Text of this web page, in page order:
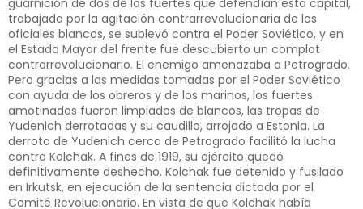
trabajada por la agitación contrarrevolucionaria de los
oficiales blancos, se sublevó contra el Poder Soviético, y en
el Estado Mayor del frente fue descubierto un complot
contrarrevolucionario. El enemigo amenazaba a Petrogrado.
Pero gracias a las medidas tomadas por el Poder Soviético
con ayuda de los obreros y de los marinos, los fuertes
amotinados fueron limpiados de blancos, las tropas de
Yudenich derrotadas y su caudillo, arrojado a Estonia. La
derrota de Yudenich cerca de Petrogrado facilitó la lucha
contra Kolchak. A fines de 1919, su ejército quedó
definitivamente deshecho. Kolchak fue detenido y fusilado
en Irkutsk, en ejecución de la sentencia dictada por el
Comité Revolucionario. En vista de que Kolchak había